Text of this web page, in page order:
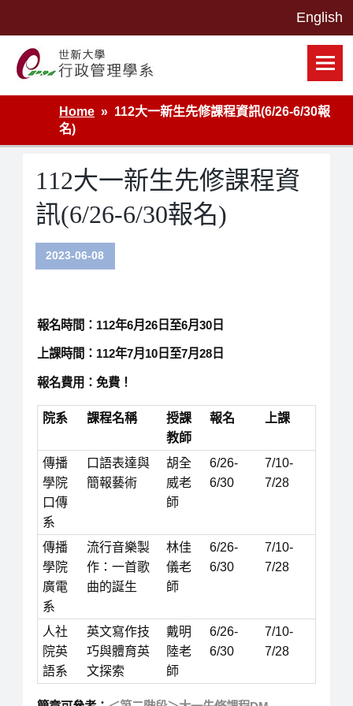
世新大學行政管理學系網站
Home
112大一新生先修課程資訊(6/26-6/30報
名)
112大一新生先修課程資
訊(6/26-6/30報名)
2023-06-08
報名時間：112年6月26日至6月30日
上課時間：112年7月10日至7月28日
報名費用：免費！
院系 課程名稱
授課
教師
報名 上課
傳播
學院
口傳
系
口語表達與
簡報藝術
胡全
威老
師
6/26-
6/30
7/10-
7/28
傳播
學院
廣電
系
流行音樂製
作：一首歌
曲的誕生
林佳
儀老
師
6/26-
6/30
7/10-
7/28
人社
院英
語系
英文寫作技
巧與體育英
文探索
戴明
陸老
師
6/26-
6/30
7/10-
7/28